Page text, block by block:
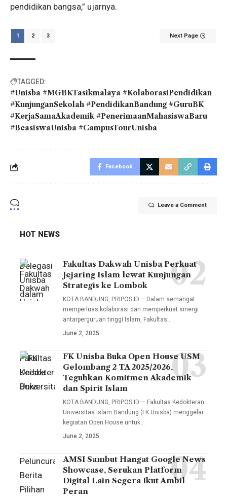
pendidikan bangsa,” ujarnya.
1 2 3 Next Page
TAGGED:
#Unisba #MGBKTasikmalaya #KolaborasiPendidikan
#KunjunganSekolah #PendidikanBandung #GuruBK
#KerjaSamaAkademik #PenerimaanMahasiswaBaru
#BeasiswaUnisba #CampusTourUnisba
Facebook
Leave a Comment
HOT NEWS
Delegasi
Unisba
dalam
sejumlah
Muhammad
Arif,
S.Sos.I.,
M.I.Kom.,
Fakultas Dakwah Unisba Perkuat
Jejaring Islam lewat Kunjungan
Strategis ke Lombok
KOTA BANDUNG, PRIPOS.ID – Dalam semangat
memperluas kolaborasi dan memperkuat sinergi
antarperguruan tinggi Islam, Fakultas…
June 2, 2025
Fakultas
Kedokteran
Universitas
menggelar
kegiatan
Open
FK Unisba Buka Open House USM
Gelombang 2 TA 2025/2026,
Teguhkan Komitmen Akademik
dan Spirit Islam
KOTA BANDUNG, PRIPOS.ID — Fakultas Kedokteran
Universitas Islam Bandung (FK Unisba) menggelar
kegiatan Open House untuk…
June 2, 2025
Peluncuran
Berita
Pilihan
AMSI Sambut Hangat Google News
Showcase, Serukan Platform
Digital Lain Segera Ikut Ambil
Peran